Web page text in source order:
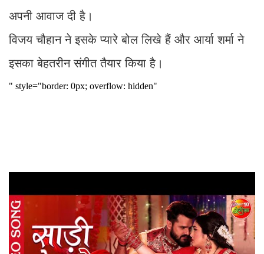
अपनी आवाज दी है।
विजय चौहान ने इसके प्यारे बोल लिखे हैं और आर्या शर्मा ने
इसका बेहतरीन संगीत तैयार किया है।